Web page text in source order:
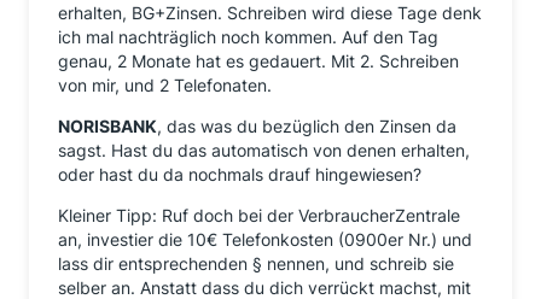
erhalten, BG+Zinsen. Schreiben wird diese Tage denk
ich mal nachträglich noch kommen. Auf den Tag
genau, 2 Monate hat es gedauert. Mit 2. Schreiben
von mir, und 2 Telefonaten.
NORISBANK, das was du bezüglich den Zinsen da
sagst. Hast du das automatisch von denen erhalten,
oder hast du da nochmals drauf hingewiesen?
Kleiner Tipp: Ruf doch bei der VerbraucherZentrale
an, investier die 10€ Telefonkosten (0900er Nr.) und
lass dir entsprechenden § nennen, und schreib sie
selber an. Anstatt dass du dich verrückt machst, mit